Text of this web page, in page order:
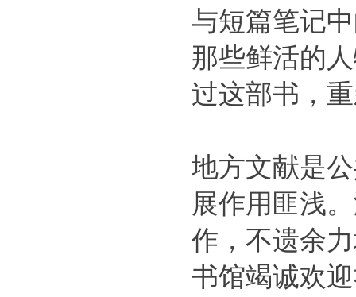
与短篇笔记
那些鲜活的
过这部书，
地方文献是
展作用匪浅
作，不遗余
书馆竭诚欢